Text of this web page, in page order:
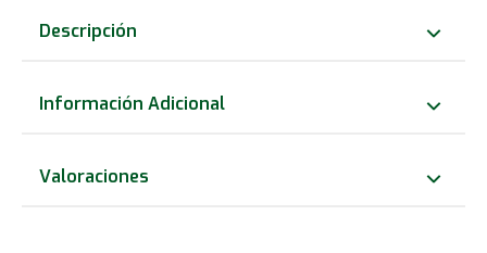
Incienso
Inverso
China
Descripción
Información Adicional
Valoraciones